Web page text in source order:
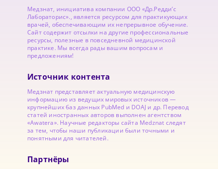
Медзнат, инициатива компании ООО «Др.Редди’с
Лабораторис»., является ресурсом для практикующих
врачей, обеспечивающим их непрерывное обучение.
Сайт содержит отсылки на другие профессиональные
ресурсы, полезные в повседневной медицинской
практике. Мы всегда рады вашим вопросам и
предложениям!
Источник контента
Медзнат представляет актуальную медицинскую
информацию из ведущих мировых источников —
крупнейших баз данных PubMed и DOAJ и др. Перевод
статей иностранных авторов выполнен агентством
«Awatera». Научные редакторы сайта Medznat следят
за тем, чтобы наши публикации были точными и
понятными для читателей.
Партнёры